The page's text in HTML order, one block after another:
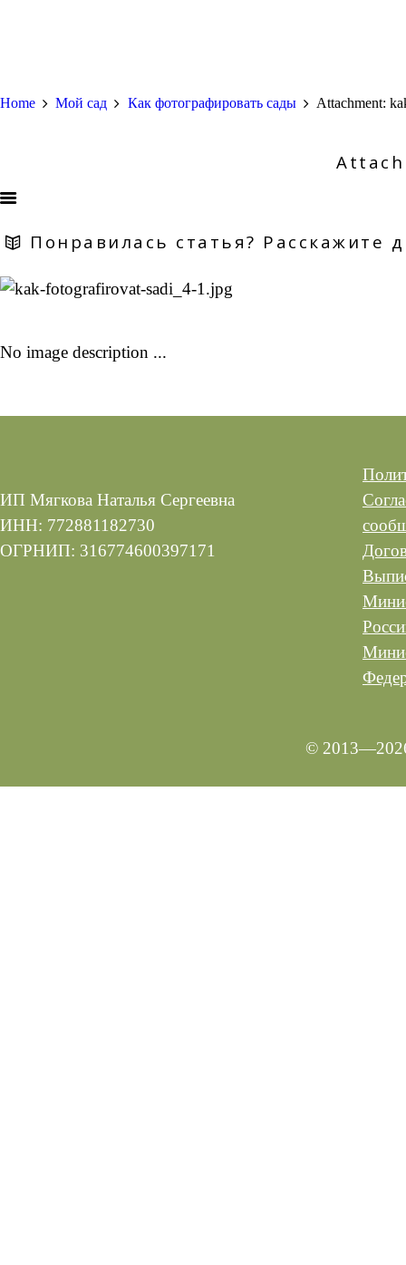
Home Мой сад Как фотографировать сады Attachment:
Понравилась статья? Расскажите
No image description ...
ИП Мягкова Наталья Сергеевна
ИНН: 772881182730
ОГРНИП: 316774600397171
©